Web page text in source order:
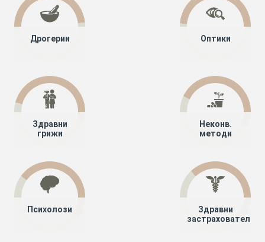
Дрогерии Оптики
Здравни
грижи
Неконв.
методи
Психолози
Здравни
застрахователи